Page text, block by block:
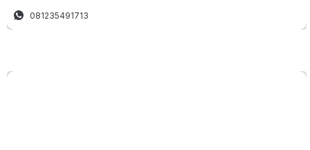
081235491713